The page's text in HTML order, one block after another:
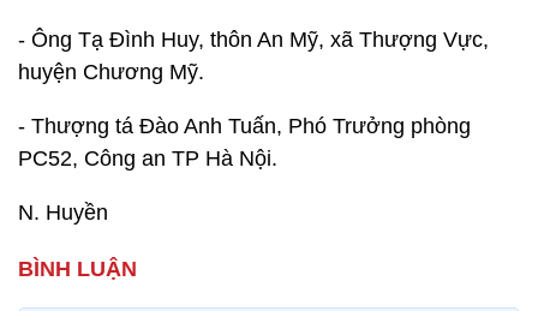
- Ông Tạ Đình Huy, thôn An Mỹ, xã Thượng Vực,
huyện Chương Mỹ.
- Thượng tá Đào Anh Tuấn, Phó Trưởng phòng
PC52, Công an TP Hà Nội.
N. Huyền